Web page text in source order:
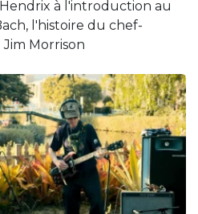
à l'introduction au
l'histoire du chef-
Morrison